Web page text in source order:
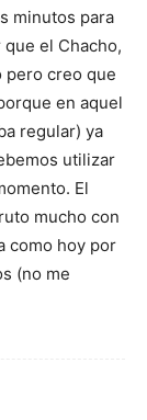
minutos para
el Chacho,
pero creo que
en aquel
regular) ya
utilizar
El
mucho con
como hoy por
(no me